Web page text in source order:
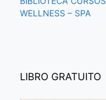
WELLNESS – SPA
LIBRO GRATUITO